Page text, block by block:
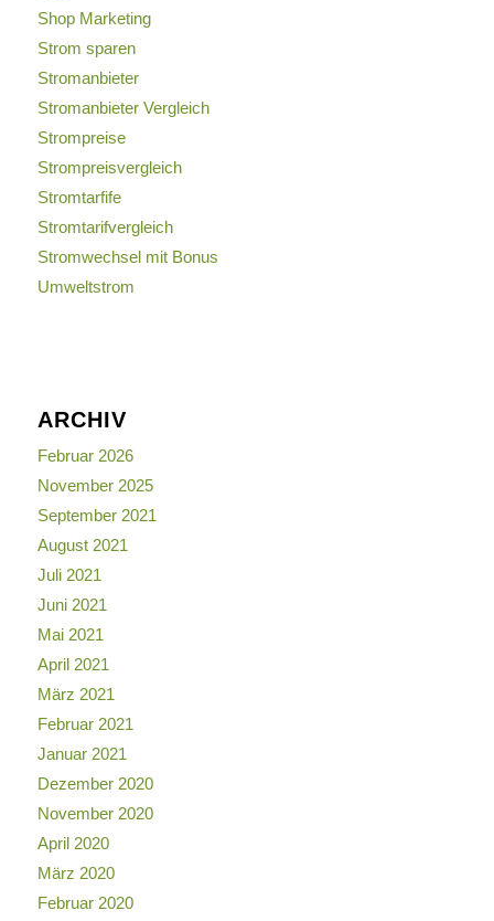
Shop Marketing
Strom sparen
Stromanbieter
Stromanbieter Vergleich
Strompreise
Strompreisvergleich
Stromtarfife
Stromtarifvergleich
Stromwechsel mit Bonus
Umweltstrom
ARCHIV
Februar 2026
November 2025
September 2021
August 2021
Juli 2021
Juni 2021
Mai 2021
April 2021
März 2021
Februar 2021
Januar 2021
Dezember 2020
November 2020
April 2020
März 2020
Februar 2020